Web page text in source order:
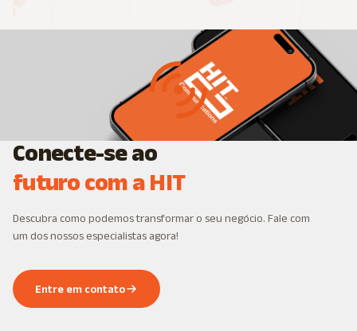
Conecte-se ao
futuro com a HIT
Descubra como podemos transformar o seu negócio. Fale com
um dos nossos especialistas agora!
Entre em contato